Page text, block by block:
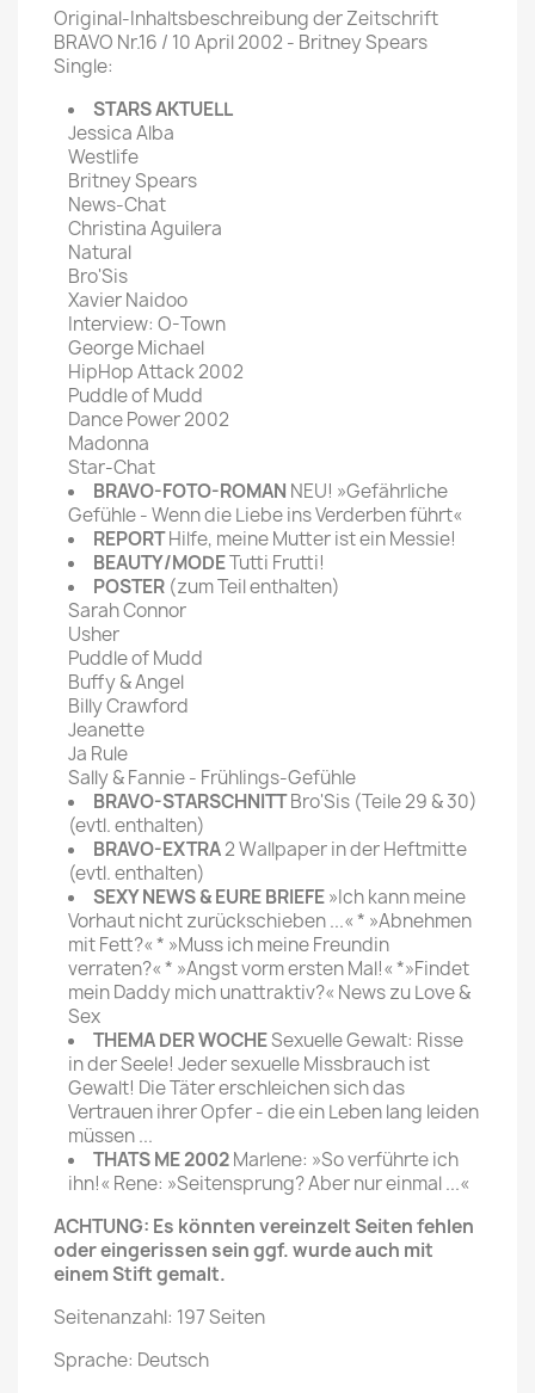
Original-Inhaltsbeschreibung der Zeitschrift
BRAVO Nr.16 / 10 April 2002 - Britney Spears
Single:
STARS AKTUELL
Jessica Alba
Westlife
Britney Spears
News-Chat
Christina Aguilera
Natural
Bro'Sis
Xavier Naidoo
Interview: O-Town
George Michael
HipHop Attack 2002
Puddle of Mudd
Dance Power 2002
Madonna
Star-Chat
BRAVO-FOTO-ROMAN NEU! »Gefährliche
Gefühle - Wenn die Liebe ins Verderben führt«
REPORTHilfe, meine Mutter ist ein Messie!
BEAUTY/MODETutti Frutti!
POSTER (zum Teil enthalten)
Sarah Connor
Usher
Puddle of Mudd
Buffy & Angel
Billy Crawford
Jeanette
Ja Rule
Sally & Fannie - Frühlings-Gefühle
BRAVO-STARSCHNITTBro'Sis (Teile 29 & 30)
(evtl. enthalten)
BRAVO-EXTRA2 Wallpaper in der Heftmitte
(evtl. enthalten)
SEXY NEWS & EURE BRIEFE»Ich kann meine
Vorhaut nicht zurückschieben ...« * »Abnehmen
mit Fett?« * »Muss ich meine Freundin
verraten?« * »Angst vorm ersten Mal!« *»Findet
mein Daddy mich unattraktiv?« News zu Love &
Sex
THEMA DER WOCHESexuelle Gewalt: Risse
in der Seele! Jeder sexuelle Missbrauch ist
Gewalt! Die Täter erschleichen sich das
Vertrauen ihrer Opfer - die ein Leben lang leiden
müssen ...
THATS ME 2002Marlene: »So verführte ich
ihn!« Rene: »Seitensprung? Aber nur einmal ...«
ACHTUNG: Es könnten vereinzelt Seiten fehlen
oder eingerissen sein ggf. wurde auch mit
einem Stift gemalt.
Seitenanzahl: 197 Seiten
Sprache: Deutsch